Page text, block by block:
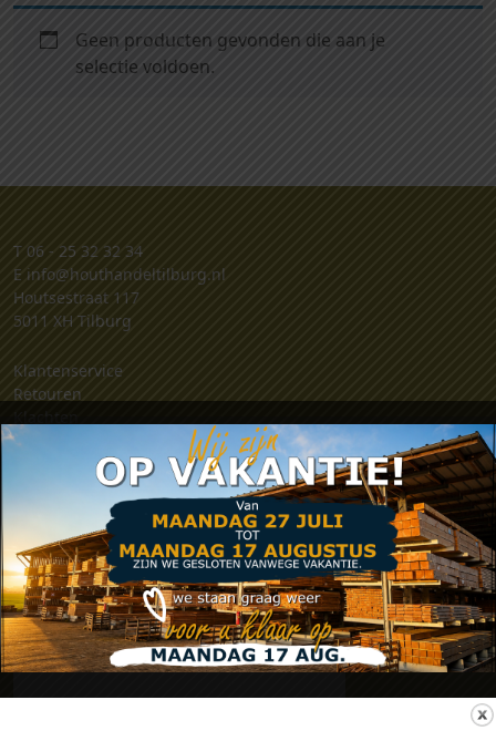
Geen producten gevonden die aan je
selectie voldoen.
T 06 - 25 32 32 34
E info@houthandeltilburg.nl
Houtsestraat 117
5011 XH Tilburg
Klantenservice
Retouren
Contact
Algemene voorwaarden
Privacy verklaring
Zakelijk account aanvragen
.